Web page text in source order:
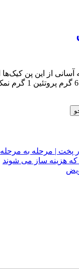
پخت | مرحله به مرحله
که هزینه ساز می شوند